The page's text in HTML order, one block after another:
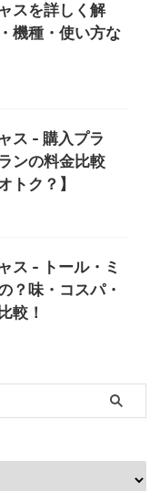
スを詳しく解
機種・使い方な
ス - 購入プラ
ンの料金比較
トク？】
ス - トール・ミ
？味・コスパ・
較！